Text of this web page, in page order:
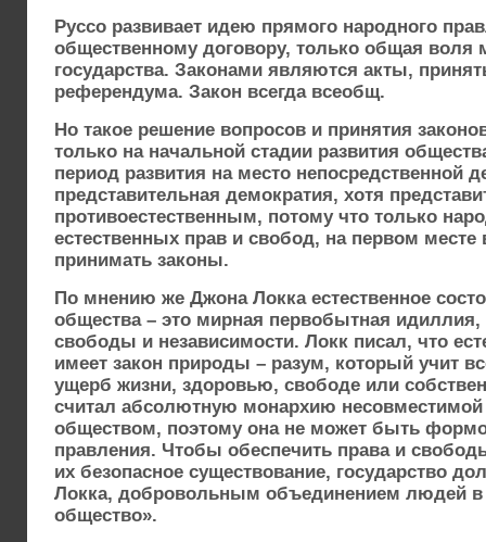
Руссо развивает идею прямого народного
общественному договору, только общая воля
государства. Законами являются акты,
референдума. Закон всегда всеобщ.
Но такое решение вопросов и принятия
только на начальной стадии развития
период развития на место непосредственной
представительная демократия, хотя
противоестественным, потому что только
естественных прав и свобод, на первом месте
принимать законы.
По мнению же Джона Локка естественное
общества – это мирная первобытная идиллия,
свободы и независимости. Локк писал, что
имеет закон природы – разум, который учит
ущерб жизни, здоровью, свободе или
считал абсолютную монархию несовместимой
обществом, поэтому она не может быть
правления. Чтобы обеспечить права и
их безопасное существование, государство
Локка, добровольным объединением людей в
общество».